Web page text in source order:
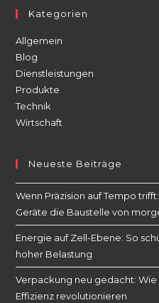
Kategorien
Allgemein
Blog
Dienstleistungen
Produkte
Technik
Wirtschaft
Neueste Beiträge
Wenn Präzision auf Tempo
Geräte die Baustelle von
Energie auf Zell-Ebene: So
hoher Belastung
Verpackung neu gedacht:
Effizienz revolutionieren